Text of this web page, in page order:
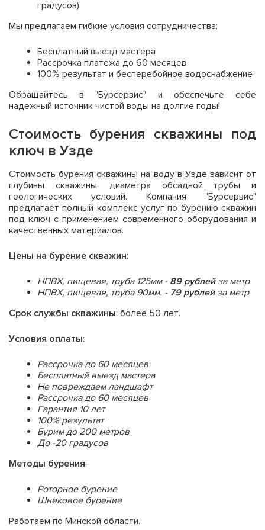
градусов)
Мы предлагаем гибкие условия сотрудничества:
Бесплатный выезд мастера
Рассрочка платежа до 60 месяцев
100% результат и бесперебойное водоснабжение
Обращайтесь в "Бурсервис" и обеспечьте себе
надежный источник чистой воды на долгие годы!
Стоимость бурения скважины под
ключ в Узде
Стоимость бурения скважины на воду в Узде зависит от
глубины скважины, диаметра обсадной трубы и
геологических условий. Компания "Бурсервис"
предлагает полный комплекс услуг по бурению скважин
под ключ с применением современного оборудования и
качественных материалов.
Цены на бурение скважин:
НПВХ, пищевая, труба 125мм - 89 рублейза метр
НПВХ, пищевая, труба 90мм. - 79 рублейза метр
Срок службы скважины: более 50 лет.
Условия оплаты:
Рассрочка до 60 месяцев
Бесплатный выезд мастера
Не повреждаем ландшафт
Рассрочка до 60 месяцев
Гарантия 10 лет
100% результат
Бурим до 200 метров
До -20 градусов
Методы бурения:
Роторное бурение
Шнековое бурение
Работаем по Минской области.